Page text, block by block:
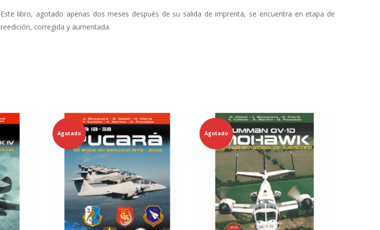
Este libro, agotado apenas dos meses después de su salida de imprenta, se encuentra en etapa de
reedición, corregida y aumentada.
Agotado Agotado